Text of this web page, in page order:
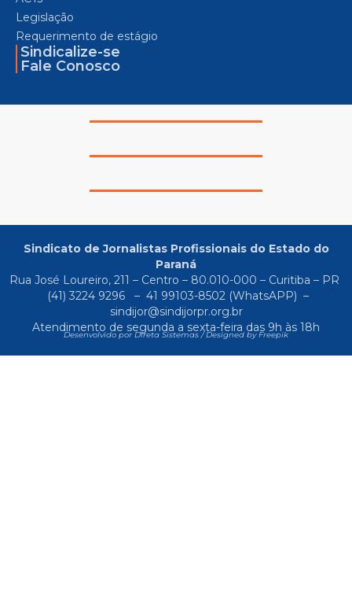
Legislação
Requerimento de estágio
Sindicalize-se
Fale Conosco
Sindicato de Jornalistas Profissionais do Estado do
Paraná
Rua José Loureiro, 211 – Centro – 80.010-000 – Curitiba – PR
(41) 3224 9296
– 41 99103-8502(WhatsAPP) –
sindijor@sindijorpr.org.br
Atendimento de segunda a sexta-feira das 9h às 18h
Desenvolvido por Direta Sistemas /Designed by Freepik